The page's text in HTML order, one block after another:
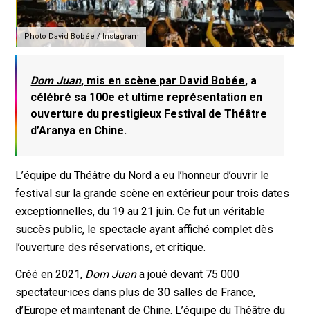
Photo David Bobée / Instagram
Dom Juan, mis en scène par David Bobée, a
célébré sa 100e et ultime représentation en
ouverture du prestigieux Festival de Théâtre
d’Aranya en Chine.
L’équipe du Théâtre du Nord a eu l’honneur d’ouvrir le
festival sur la grande scène en extérieur pour trois dates
exceptionnelles, du 19 au 21 juin. Ce fut un véritable
succès public, le spectacle ayant affiché complet dès
l’ouverture des réservations, et critique.
Créé en 2021, Dom Juana joué devant 75 000
spectateur·ices dans plus de 30 salles de France,
d’Europe et maintenant de Chine. L’équipe du Théâtre du